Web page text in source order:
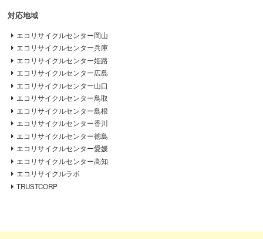
対応地域
エコリサイクルセンター岡山
エコリサイクルセンター兵庫
エコリサイクルセンター姫路
エコリサイクルセンター広島
エコリサイクルセンター山口
エコリサイクルセンター鳥取
エコリサイクルセンター島根
エコリサイクルセンター香川
エコリサイクルセンター徳島
エコリサイクルセンター愛媛
エコリサイクルセンター高知
エコリサイクルラボ
TRUSTCORP